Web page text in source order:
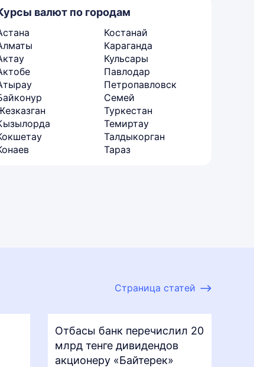
валют по городам
Костанай
Караганда
Кульсары
Павлодар
Петропавловск
Семей
Туркестан
Темиртау
Талдыкорган
Тараз
Страница статей
Отбасы банк перечислил 20
млрд тенге дивидендов
акционеру «Байтерек»